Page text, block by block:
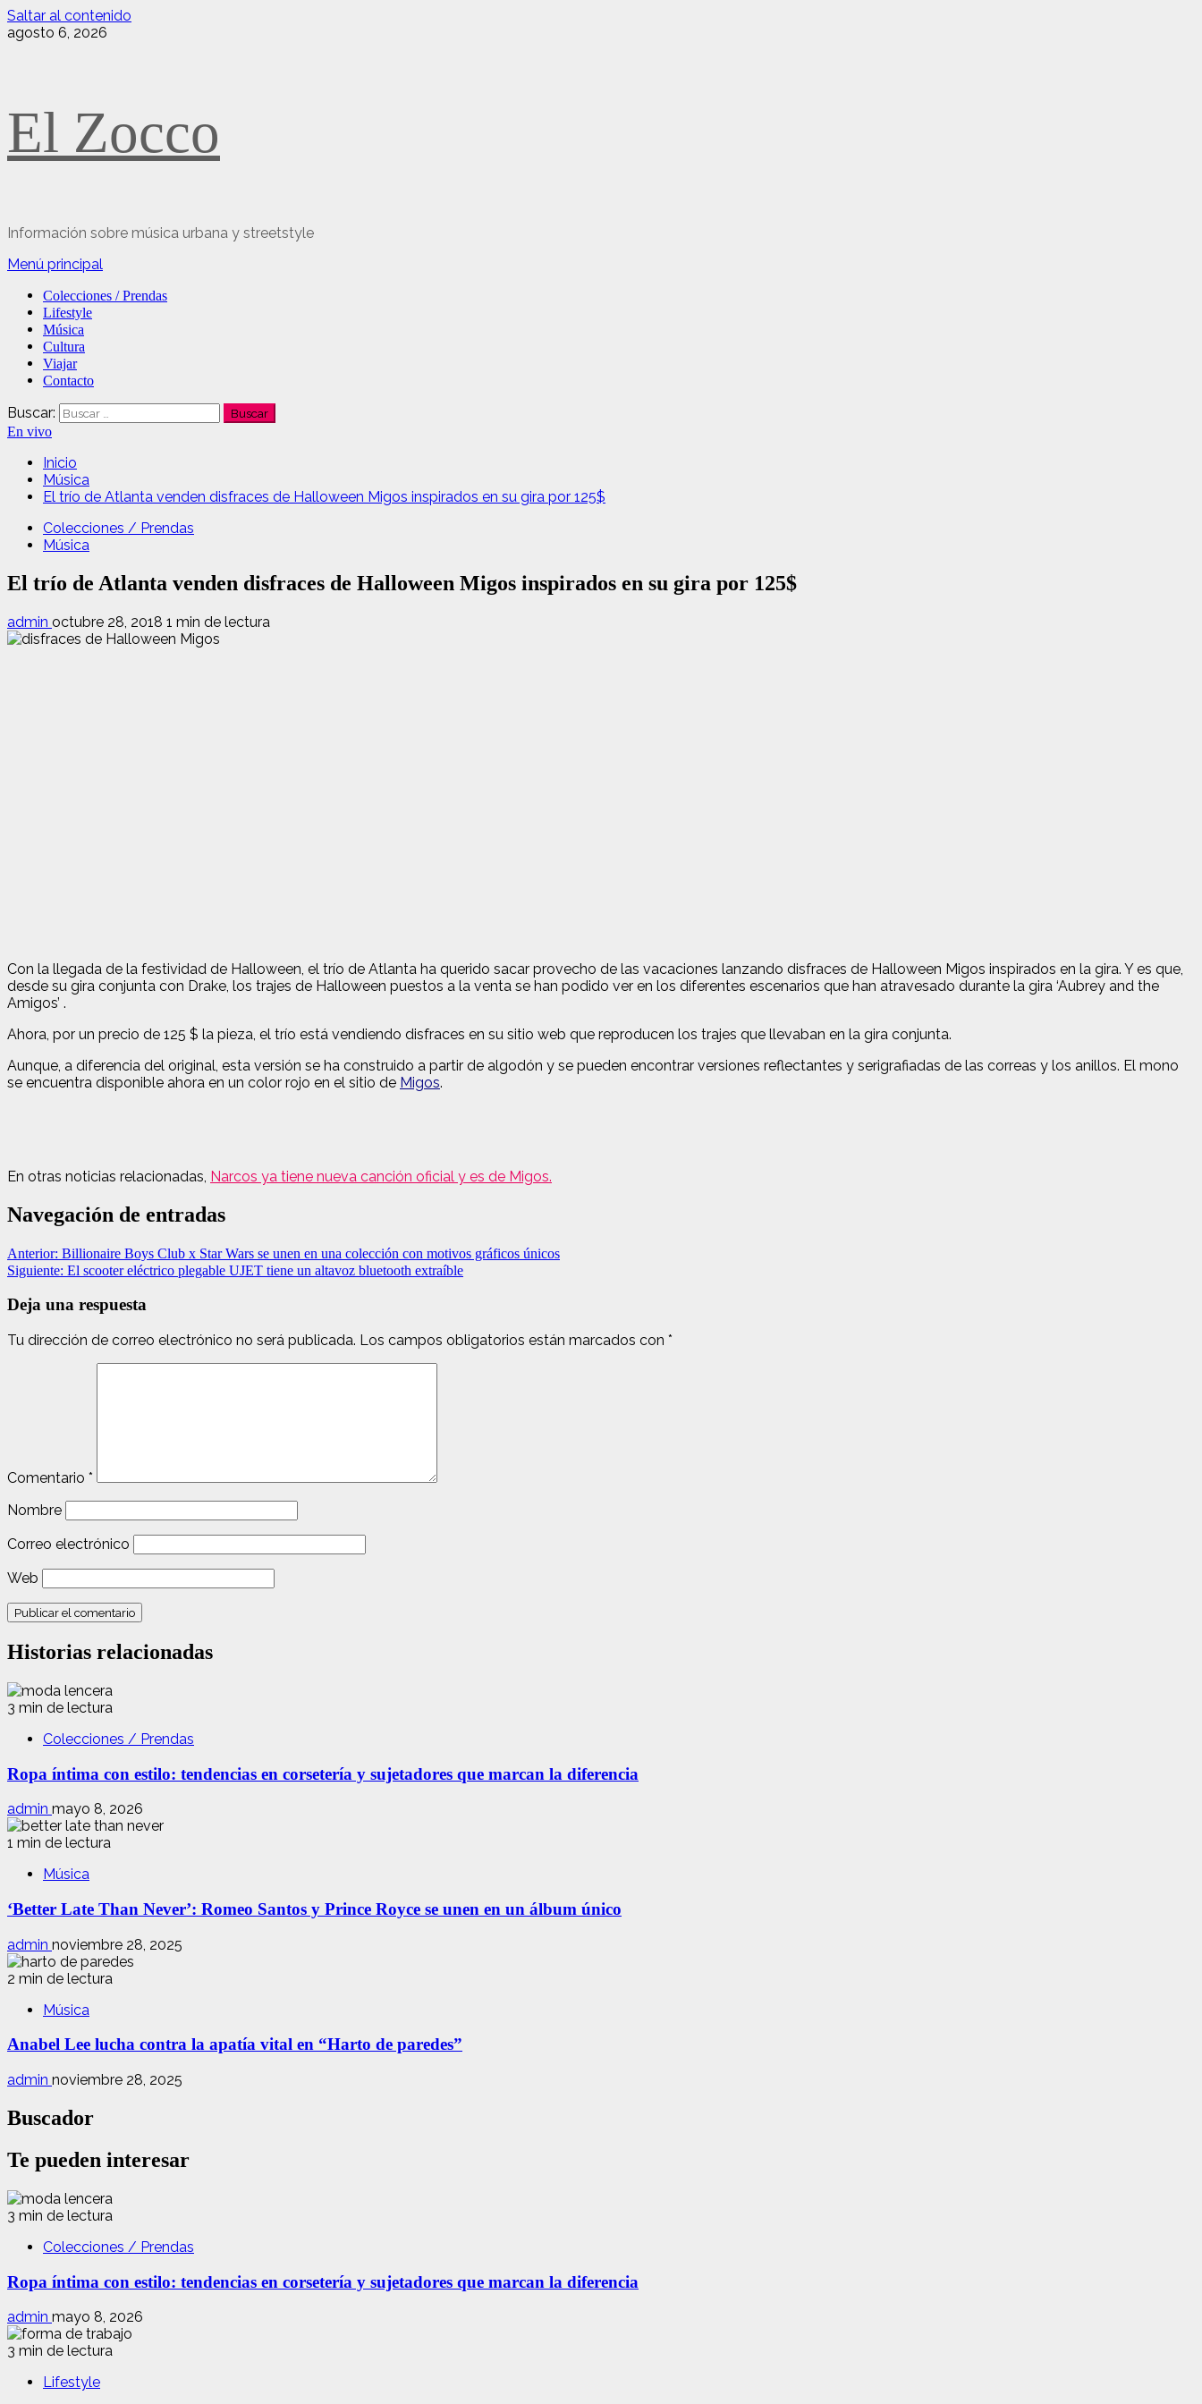
Saltar al contenido
agosto 6, 2026
El Zocco
Información sobre música urbana y streetstyle
Menú principal
Colecciones / Prendas
Lifestyle
Música
Cultura
Viajar
Contacto
Buscar:
En vivo
Inicio
Música
El trío de Atlanta venden disfraces de Halloween Migos inspirados en su gira por 125$
Colecciones / Prendas
Música
El trío de Atlanta venden disfraces de Halloween Migos inspirados en su gira por 125$
admin octubre 28, 2018 1 min de lectura
Con la llegada de la festividad de Halloween, el trío de Atlanta ha querido sacar provecho de las vacaciones lanzando disfraces de Halloween Migos inspirados en la gira. Y es que,
desde su gira conjunta con Drake, los trajes de Halloween puestos a la venta se han podido ver en los diferentes escenarios que han atravesado durante la gira ‘Aubrey and the
Amigos’ .
Ahora, por un precio de 125 $ la pieza, el trío está vendiendo disfraces en su sitio web que reproducen los trajes que llevaban en la gira conjunta.
Aunque, a diferencia del original, esta versión se ha construido a partir de algodón y se pueden encontrar versiones reflectantes y serigrafiadas de las correas y los anillos. El mono
se encuentra disponible ahora en un color rojo en el sitio de Migos.
En otras noticias relacionadas, Narcos ya tiene nueva canción oficial y es de Migos.
Navegación de entradas
Anterior: Billionaire Boys Club x Star Wars se unen en una colección con motivos gráficos únicos
Siguiente: El scooter eléctrico plegable UJET tiene un altavoz bluetooth extraíble
Deja una respuesta
Tu dirección de correo electrónico no será publicada. Los campos obligatorios están marcados con *
Comentario *
Nombre
Correo electrónico
Web
Historias relacionadas
3 min de lectura
Colecciones / Prendas
Ropa íntima con estilo: tendencias en corsetería y sujetadores que marcan la diferencia
admin mayo 8, 2026
1 min de lectura
Música
‘Better Late Than Never’: Romeo Santos y Prince Royce se unen en un álbum único
admin noviembre 28, 2025
2 min de lectura
Música
Anabel Lee lucha contra la apatía vital en “Harto de paredes”
admin noviembre 28, 2025
Buscador
Te pueden interesar
3 min de lectura
Colecciones / Prendas
Ropa íntima con estilo: tendencias en corsetería y sujetadores que marcan la diferencia
admin mayo 8, 2026
3 min de lectura
Lifestyle